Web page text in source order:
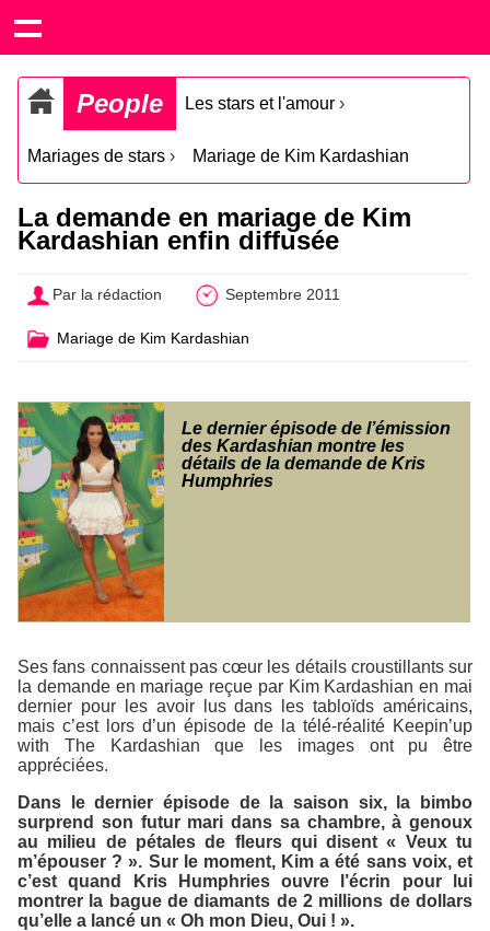
People Les stars et l'amour ›
Mariages de stars › Mariage de Kim Kardashian
La demande en mariage de Kim
Kardashian enfin diffusée
Par la rédaction Septembre 2011
Mariage de Kim Kardashian
Le dernier épisode de l’émission
des Kardashian montre les
détails de la demande de Kris
Humphries
Ses fans connaissent pas cœur les détails croustillants sur
la demande en mariage reçue par Kim Kardashian en mai
dernier pour les avoir lus dans les tabloïds américains,
mais c’est lors d’un épisode de la télé-réalité Keepin’up
with The Kardashian que les images ont pu être
appréciées.
Dans le dernier épisode de la saison six, la bimbo
surprend son futur mari dans sa chambre, à genoux
au milieu de pétales de fleurs qui disent « Veux tu
m’épouser ? ». Sur le moment, Kim a été sans voix, et
c’est quand Kris Humphries ouvre l’écrin pour lui
montrer la bague de diamants de 2 millions de dollars
qu’elle a lancé un « Oh mon Dieu, Oui ! ».